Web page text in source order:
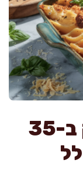
מוקרם פסטה מפנק ב-35